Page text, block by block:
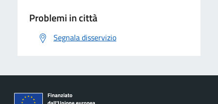
Problemi in città
Segnala disservizio